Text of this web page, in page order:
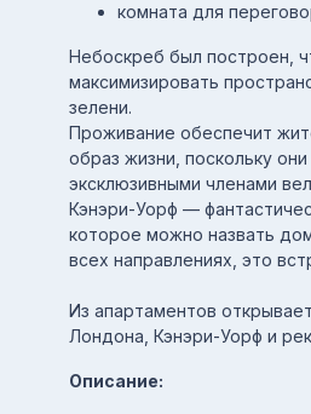
комната для
Небоскреб был построен,
максимизировать
зелени.
Проживание обеспечит
образ жизни, поскольку
эксклюзивными членами
Кэнэри-Уорф —
которое можно назвать
всех направлениях, это
Из апартаментов
Лондона, Кэнэри-Уорф и
Описание: